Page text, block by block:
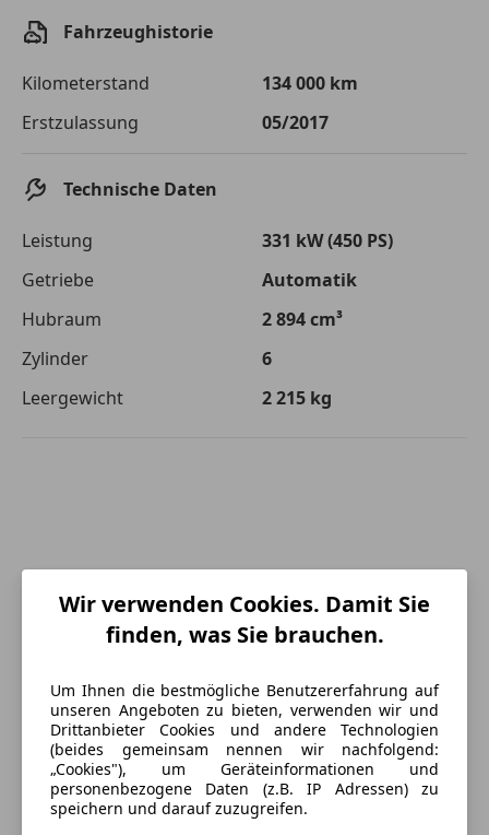
Einberechnete Gebühren
Effektivzinsatz
7,50 %
Sollzinssatz
7,25 %
Monatliche Rate
von der von Ihnen gewählten Bank. Rückzahlungszeitraum 1-10
Fahrzeughistorie
Kilometerstand
134 000 km
Erstzulassung
05/2017
Technische Daten
Leistung
331 kW (450 PS)
Getriebe
Automatik
Hubraum
2 894 cm³
Zylinder
6
Leergewicht
2 215 kg
Energieverbrauch
Wir verwenden Cookies. Damit Sie
finden, was Sie brauchen.
Um Ihnen die bestmögliche Benutzererfahrung auf
unseren Angeboten zu bieten, verwenden wir und
Drittanbieter Cookies und andere Technologien
(beides gemeinsam nennen wir nachfolgend:
„Cookies"), um Geräteinformationen und
personenbezogene Daten (z.B. IP Adressen) zu
speichern und darauf zuzugreifen.